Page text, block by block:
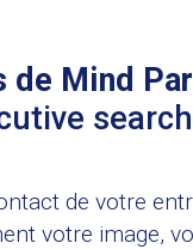
de Mind
search
de votre
votre image,